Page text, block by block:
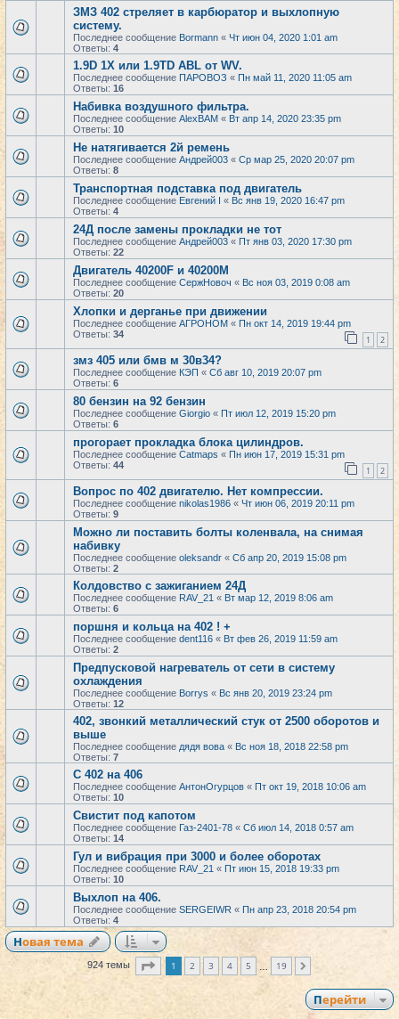
ЗМЗ 402 стреляет в карбюратор и выхлопную
систему.
Последнее сообщение Bormann « Чт июн 04, 2020 1:01 am
Ответы: 4
1.9D 1X или 1.9TD ABL от WV.
Последнее сообщение ПАРОВОЗ « Пн май 11, 2020 11:05 am
Ответы: 16
Набивка воздушного фильтра.
Последнее сообщение AlexBAM « Вт апр 14, 2020 23:35 pm
Ответы: 10
Не натягивается 2й ремень
Последнее сообщение Андрей003 « Ср мар 25, 2020 20:07 pm
Ответы: 8
Транспортная подставка под двигатель
Последнее сообщение Евгений I « Вс янв 19, 2020 16:47 pm
Ответы: 4
24Д после замены прокладки не тот
Последнее сообщение Андрей003 « Пт янв 03, 2020 17:30 pm
Ответы: 22
Двигатель 40200F и 40200M
Последнее сообщение СержНовоч « Вс ноя 03, 2019 0:08 am
Ответы: 20
Хлопки и дерганье при движении
Последнее сообщение АГРОНОМ « Пн окт 14, 2019 19:44 pm
Ответы: 34 1 2
змз 405 или бмв м 30в34?
Последнее сообщение КЭП « Сб авг 10, 2019 20:07 pm
Ответы: 6
80 бензин на 92 бензин
Последнее сообщение Giorgio « Пт июл 12, 2019 15:20 pm
Ответы: 6
прогорает прокладка блока цилиндров.
Последнее сообщение Catmaps « Пн июн 17, 2019 15:31 pm
Ответы: 44 1 2
Вопрос по 402 двигателю. Нет компрессии.
Последнее сообщение nikolas1986 « Чт июн 06, 2019 20:11 pm
Ответы: 9
Можно ли поставить болты коленвала, на снимая
набивку
Последнее сообщение oleksandr « Сб апр 20, 2019 15:08 pm
Ответы: 2
Колдовство с зажиганием 24Д
Последнее сообщение RAV_21 « Вт мар 12, 2019 8:06 am
Ответы: 6
поршня и кольца на 402 ! +
Последнее сообщение dent116 « Вт фев 26, 2019 11:59 am
Ответы: 2
Предпусковой нагреватель от сети в систему
охлаждения
Последнее сообщение Borrys « Вс янв 20, 2019 23:24 pm
Ответы: 12
402, звонкий металлический стук от 2500 оборотов и
выше
Последнее сообщение дядя вова « Вс ноя 18, 2018 22:58 pm
Ответы: 7
С 402 на 406
Последнее сообщение АнтонОгурцов « Пт окт 19, 2018 10:06 am
Ответы: 10
Свистит под капотом
Последнее сообщение Газ-2401-78 « Сб июл 14, 2018 0:57 am
Ответы: 14
Гул и вибрация при 3000 и более оборотах
Последнее сообщение RAV_21 « Пт июн 15, 2018 19:33 pm
Ответы: 10
Выхлоп на 406.
Последнее сообщение SERGEIWR « Пн апр 23, 2018 20:54 pm
Ответы: 4
Новая тема
924 темы Страница из
1 2 3 4 5 19
Перейти